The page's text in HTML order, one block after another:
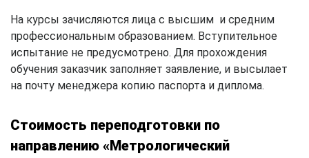
На курсы зачисляются лица с высшим и средним
профессиональным образованием. Вступительное
испытание не предусмотрено. Для прохождения
обучения заказчик заполняет заявление, и высылает
на почту менеджера копию паспорта и диплома.
Стоимость переподготовки по
направлению «Метрологический